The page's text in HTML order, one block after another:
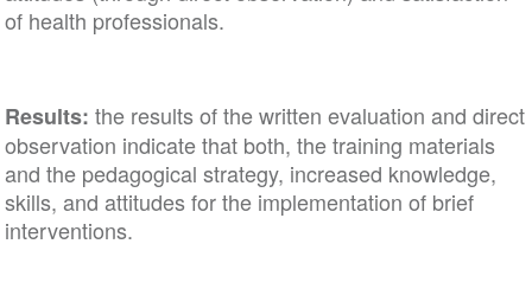
of health professionals.
Results: the results of the written evaluation and direct
observation indicate that both, the training materials
and the pedagogical strategy, increased knowledge,
skills, and attitudes for the implementation of brief
interventions.